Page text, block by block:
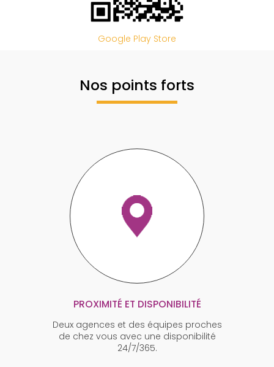
Google Play Store
Nos points forts
PROXIMITÉ ET DISPONIBILITÉ
Deux agences et des équipes proches
de chez vous avec une disponibilité
24/7/365.